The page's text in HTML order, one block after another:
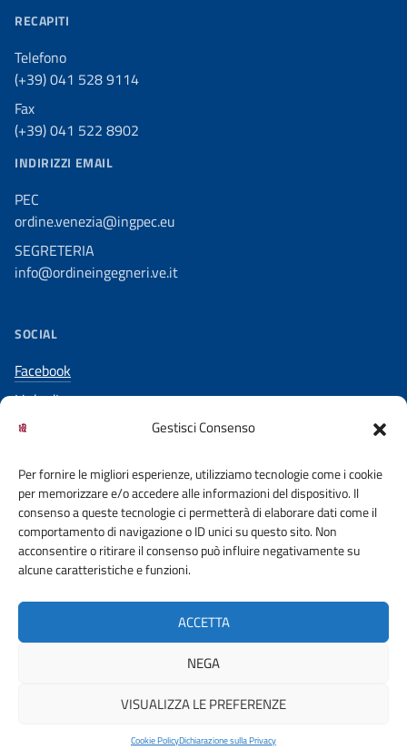
Gestisci Consenso
Per fornire le migliori esperienze, utilizziamo tecnologie come i cookie
per memorizzare e/o accedere alle informazioni del dispositivo. Il
consenso a queste tecnologie ci permetterà di elaborare dati come il
comportamento di navigazione o ID unici su questo sito. Non
acconsentire o ritirare il consenso può influire negativamente su
alcune caratteristiche e funzioni.
ACCETTA
NEGA
VISUALIZZA LE PREFERENZE
Cookie PolicyDichiarazione sulla Privacy
RECAPITI
Telefono
(+39) 041 528 9114
Fax
(+39) 041 522 8902
INDIRIZZI EMAIL
PEC
ordine.venezia@ingpec.eu
SEGRETERIA
info@ordineingegneri.ve.it
SOCIAL
Facebook
LinkedIn
YouTube
ACCESSO CIVICO COOKIE POLICY
PRIVACY POLICY DICHIARAZIONE DI ACCESSIBILITA’
© 2026 ORDINE DEGLI INGEGNERI DELLA CITTA' METROPOLITANA DI